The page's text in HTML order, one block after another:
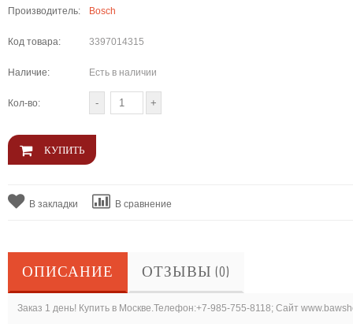
Производитель: Bosch
Код товара: 3397014315
Наличие: Есть в наличии
Кол-во:
В закладки В сравнение
ОПИСАНИЕ ОТЗЫВЫ (0)
Заказ 1 день! Купить в Москве.Телефон:+7-985-755-8118; Сайт